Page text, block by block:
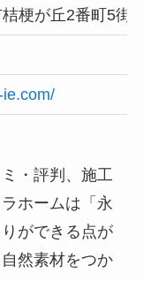
梗が丘2番町5街
ie.com/
・評判、施工
ホームは「永
ができる点が
然素材をつか